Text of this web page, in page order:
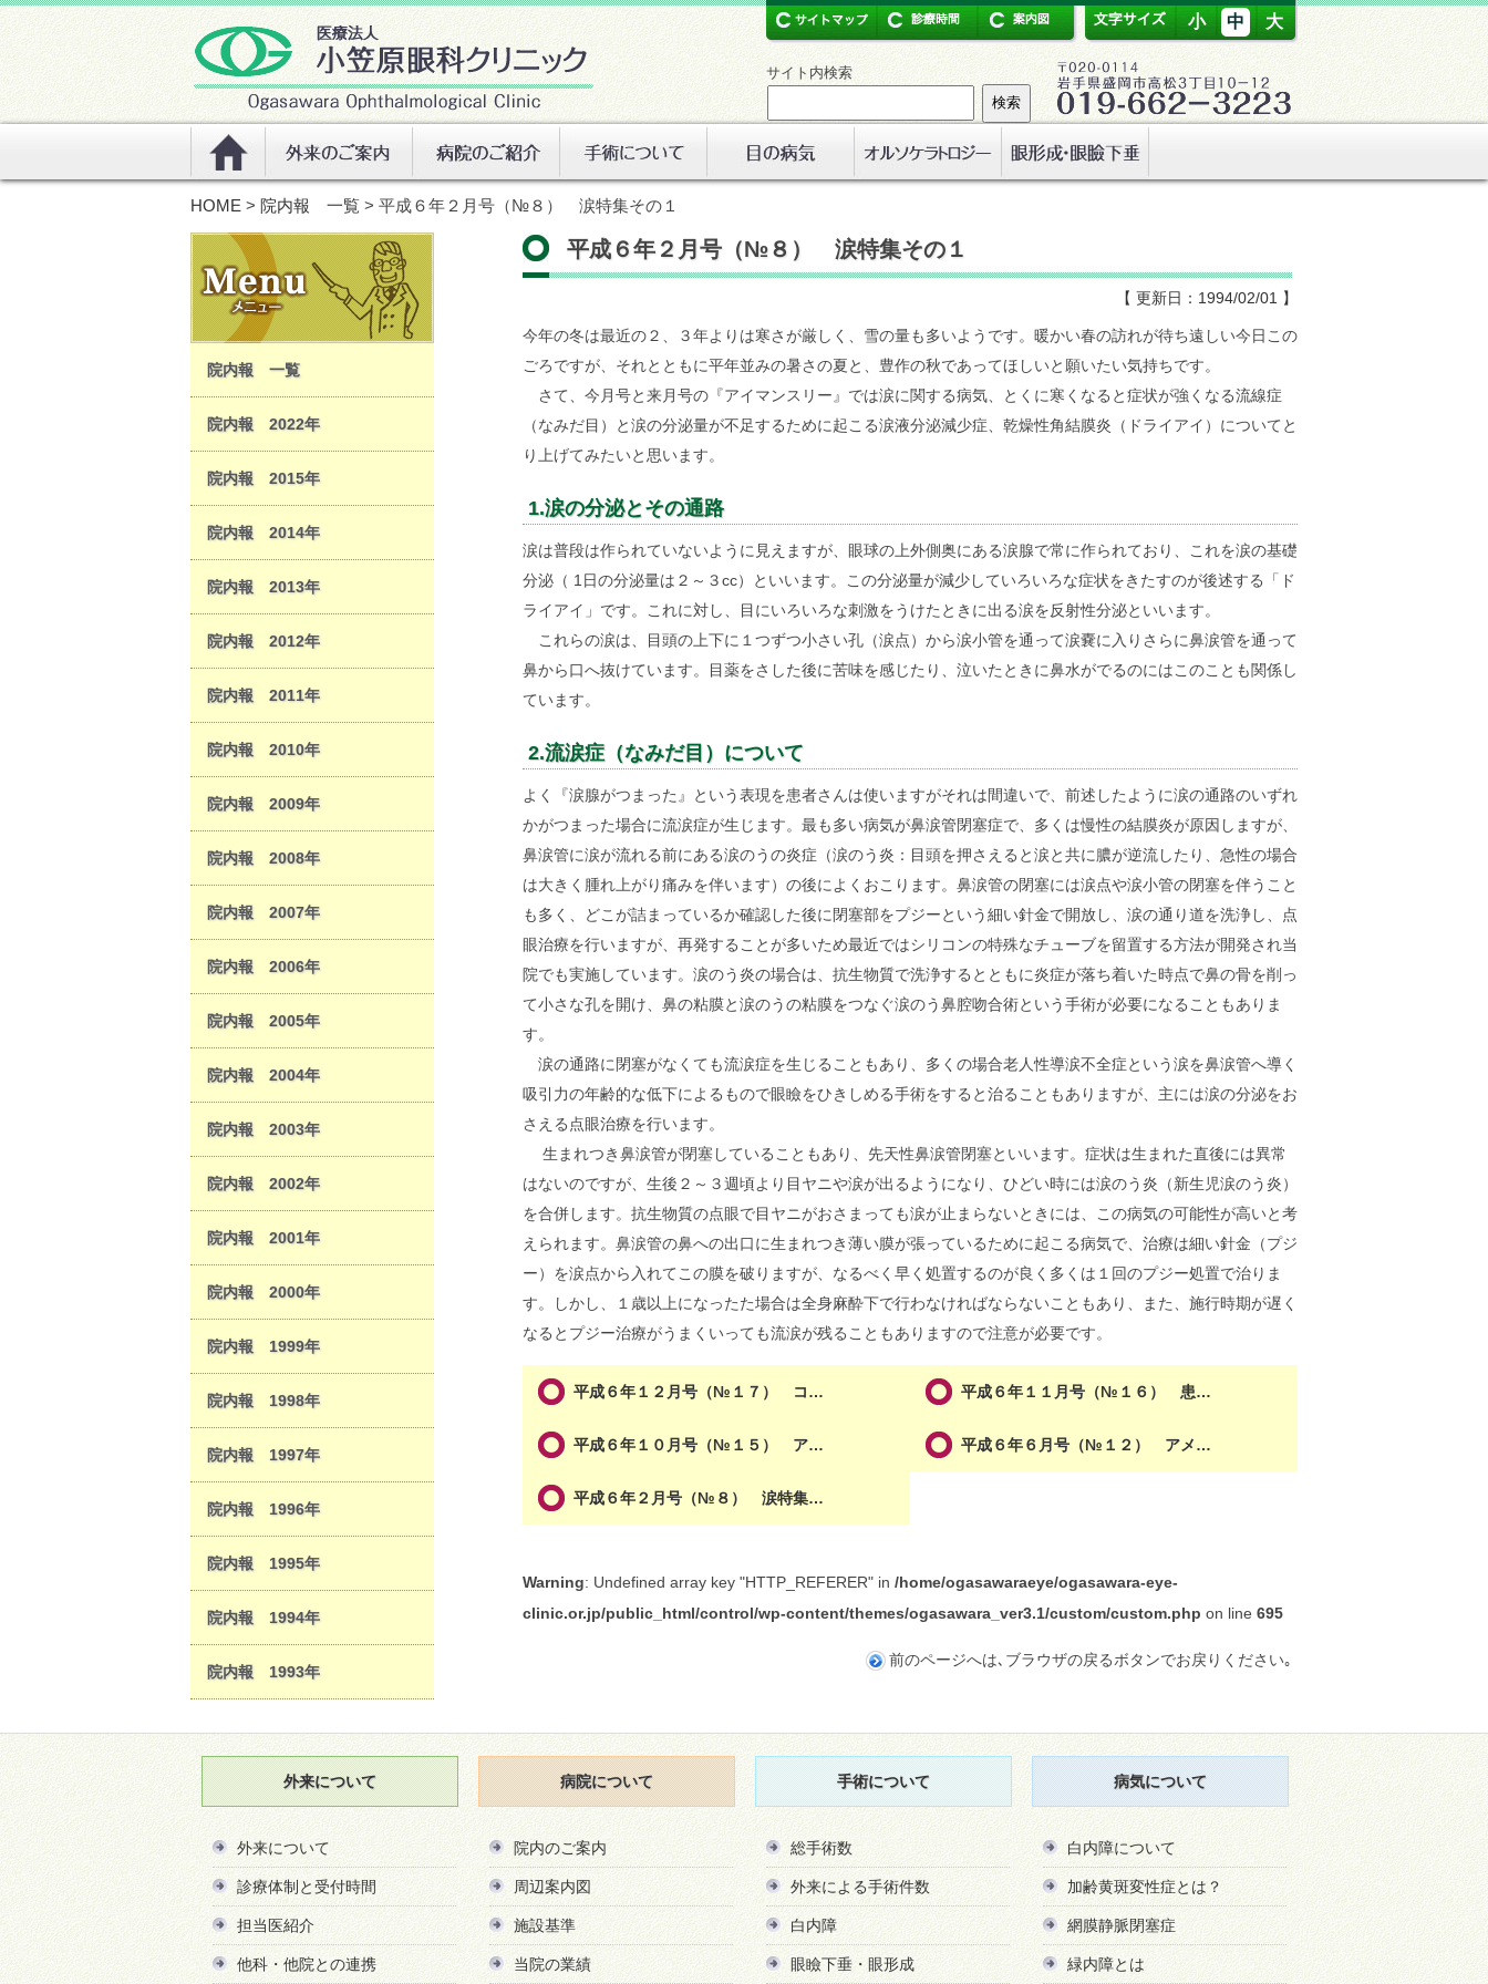
小 中 大
サイト内検索
HOME > 院内報 一覧 > 平成６年２月号（№８） 涙特集その１
平成６年２月号（№８） 涙特集その１
【 更新日：1994/02/01 】
今年の冬は最近の２、３年よりは寒さが厳しく、雪の量も多いようです。暖かい春の訪れが待ち遠しい今日この
ごろですが、それとともに平年並みの暑さの夏と、豊作の秋であってほしいと願いたい気持ちです。
さて、今月号と来月号の『アイマンスリー』では涙に関する病気、とくに寒くなると症状が強くなる流線症
（なみだ目）と涙の分泌量が不足するために起こる涙液分泌減少症、乾燥性角結膜炎（ドライアイ）についてと
り上げてみたいと思います。
1.涙の分泌とその通路
涙は普段は作られていないように見えますが、眼球の上外側奥にある涙腺で常に作られており、これを涙の基礎
分泌（ 1日の分泌量は２～３cc）といいます。この分泌量が減少していろいろな症状をきたすのが後述する「ド
ライアイ」です。これに対し、目にいろいろな刺激をうけたときに出る涙を反射性分泌といいます。
これらの涙は、目頭の上下に１つずつ小さい孔（涙点）から涙小管を通って涙嚢に入りさらに鼻涙管を通って
鼻から口へ抜けています。目薬をさした後に苦味を感じたり、泣いたときに鼻水がでるのにはこのことも関係し
ています。
2.流涙症（なみだ目）について
よく『涙腺がつまった』という表現を患者さんは使いますがそれは間違いで、前述したように涙の通路のいずれ
かがつまった場合に流涙症が生じます。最も多い病気が鼻涙管閉塞症で、多くは慢性の結膜炎が原因しますが、
鼻涙管に涙が流れる前にある涙のうの炎症（涙のう炎：目頭を押さえると涙と共に膿が逆流したり、急性の場合
は大きく腫れ上がり痛みを伴います）の後によくおこります。鼻涙管の閉塞には涙点や涙小管の閉塞を伴うこと
も多く、どこが詰まっているか確認した後に閉塞部をプジーという細い針金で開放し、涙の通り道を洗浄し、点
眼治療を行いますが、再発することが多いため最近ではシリコンの特殊なチューブを留置する方法が開発され当
院でも実施しています。涙のう炎の場合は、抗生物質で洗浄するとともに炎症が落ち着いた時点で鼻の骨を削っ
て小さな孔を開け、鼻の粘膜と涙のうの粘膜をつなぐ涙のう鼻腔吻合術という手術が必要になることもありま
す。
涙の通路に閉塞がなくても流涙症を生じることもあり、多くの場合老人性導涙不全症という涙を鼻涙管へ導く
吸引力の年齢的な低下によるもので眼瞼をひきしめる手術をすると治ることもありますが、主には涙の分泌をお
さえる点眼治療を行います。
生まれつき鼻涙管が閉塞していることもあり、先天性鼻涙管閉塞といいます。症状は生まれた直後には異常
はないのですが、生後２～３週頃より目ヤニや涙が出るようになり、ひどい時には涙のう炎（新生児涙のう炎）
を合併します。抗生物質の点眼で目ヤニがおさまっても涙が止まらないときには、この病気の可能性が高いと考
えられます。鼻涙管の鼻への出口に生まれつき薄い膜が張っているために起こる病気で、治療は細い針金（プジ
ー）を涙点から入れてこの膜を破りますが、なるべく早く処置するのが良く多くは１回のプジー処置で治りま
す。しかし、１歳以上になったた場合は全身麻酔下で行わなければならないこともあり、また、施行時期が遅く
なるとプジー治療がうまくいっても流涙が残ることもありますので注意が必要です。
平成６年１２月号（№１７） コ… 平成６年１１月号（№１６） 患…
平成６年１０月号（№１５） ア… 平成６年６月号（№１２） アメ…
平成６年２月号（№８） 涙特集…
Warning: Undefined array key "HTTP_REFERER" in /home/ogasawaraeye/ogasawara-eye-
clinic.or.jp/public_html/control/wp-content/themes/ogasawara_ver3.1/custom/custom.php on line 695
前のページへは､ブラウザの戻るボタンでお戻りください｡
院内報 一覧
院内報 2022年
院内報 2015年
院内報 2014年
院内報 2013年
院内報 2012年
院内報 2011年
院内報 2010年
院内報 2009年
院内報 2008年
院内報 2007年
院内報 2006年
院内報 2005年
院内報 2004年
院内報 2003年
院内報 2002年
院内報 2001年
院内報 2000年
院内報 1999年
院内報 1998年
院内報 1997年
院内報 1996年
院内報 1995年
院内報 1994年
院内報 1993年
外来について
外来について
診療体制と受付時間
担当医紹介
他科・他院との連携
病院について
院内のご案内
周辺案内図
施設基準
当院の業績
手術について
総手術数
外来による手術件数
白内障
眼瞼下垂・眼形成
病気について
白内障について
加齢黄斑変性症とは？
網膜静脈閉塞症
緑内障とは